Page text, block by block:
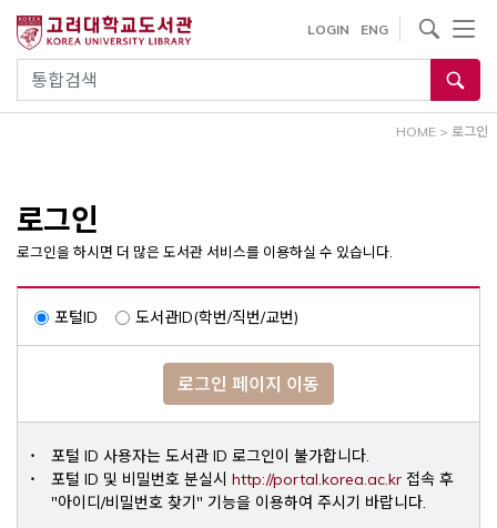
건
통합검색
LOGIN ENG
사이트내 검색
HOME > 로그인
로그인
로그인을 하시면 더 많은 도서관 서비스를 이용하실 수 있습니다.
포털ID 도서관ID(학번/직번/교번)
로그인 페이지 이동
포털 ID 사용자는 도서관 ID 로그인이 불가합니다.
포털 ID 및 비밀번호 분실시 http://portal.korea.ac.krOpens a
접속 후
"아이디/비밀번호 찾기" 기능을 이용하여 주시기 바랍니다.